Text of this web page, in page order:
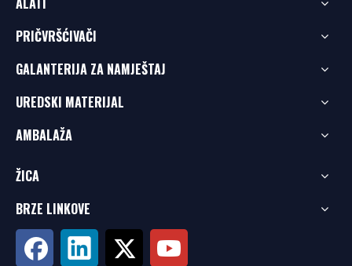
PRIČVRŠĆIVAČI
GALANTERIJA ZA NAMJEŠTAJ
UREDSKI MATERIJAL
AMBALAŽA
ŽICA
BRZE LINKOVE